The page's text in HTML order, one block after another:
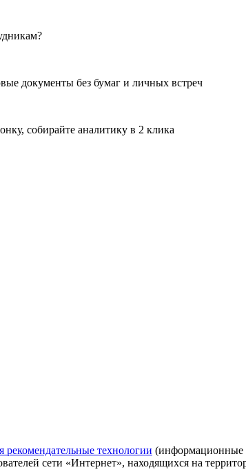
документы без бумаг и личных встреч
собирайте аналитику в 2 клика
рекомендательные технологии (информационные
сети «Интернет», находящихся на